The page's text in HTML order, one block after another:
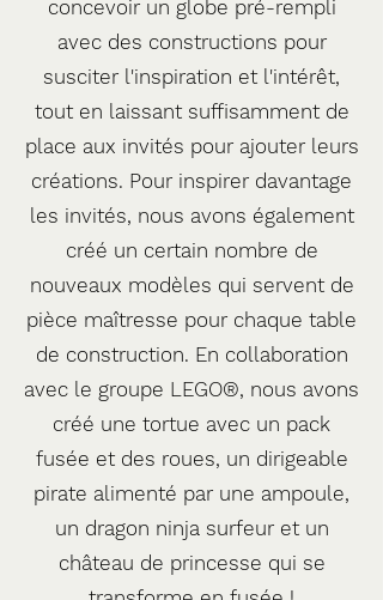
concevoir un globe pré-rempli
avec des constructions pour
susciter l'inspiration et l'intérêt,
tout en laissant suffisamment de
place aux invités pour ajouter leurs
créations. Pour inspirer davantage
les invités, nous avons également
créé un certain nombre de
nouveaux modèles qui servent de
pièce maîtresse pour chaque table
de construction. En collaboration
avec le groupe LEGO®, nous avons
créé une tortue avec un pack
fusée et des roues, un dirigeable
pirate alimenté par une ampoule,
un dragon ninja surfeur et un
château de princesse qui se